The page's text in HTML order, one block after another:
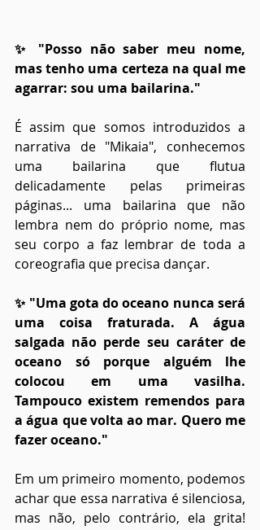
✨ "Posso não saber meu nome,
mas tenho uma certeza na qual me
agarrar: sou uma bailarina."
É assim que somos introduzidos a
narrativa de "Mikaia", conhecemos
uma bailarina que flutua
delicadamente pelas primeiras
páginas... uma bailarina que não
lembra nem do próprio nome, mas
seu corpo a faz lembrar de toda a
coreografia que precisa dançar.
✨ "Uma gota do oceano nunca será
uma coisa fraturada. A água
salgada não perde seu caráter de
oceano só porque alguém lhe
colocou em uma vasilha.
Tampouco existem remendos para
a água que volta ao mar. Quero me
fazer oceano."
Em um primeiro momento, podemos
achar que essa narrativa é silenciosa,
mas não, pelo contrário, ela grita!